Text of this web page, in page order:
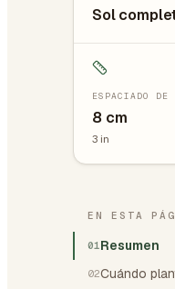
Sol
ESPACIADO DE
8 cm
3 in
EN ESTA
01Resumen
02Cuándo